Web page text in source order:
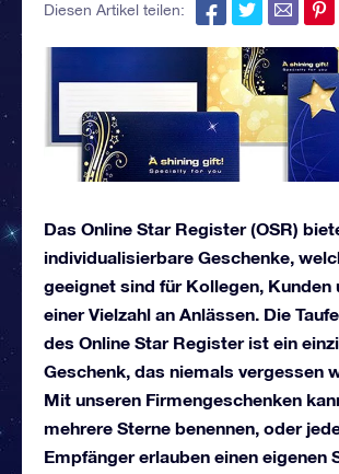
Diesen Artikel teilen:
Das Online Star Register (OSR)
individualisierbare Geschenke,
geeignet sind für Kollegen, Kunden
einer Vielzahl an Anlässen. Die
des Online Star Register ist ein
Geschenk, das niemals vergessen
Mit unseren Firmengeschenken
mehrere Sterne benennen, oder
Empfänger erlauben einen eigenen